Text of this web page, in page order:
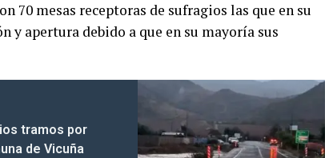
70 mesas receptoras de sufragios las que en su
apertura debido a que en su mayoría sus
tramos por
de Vicuña